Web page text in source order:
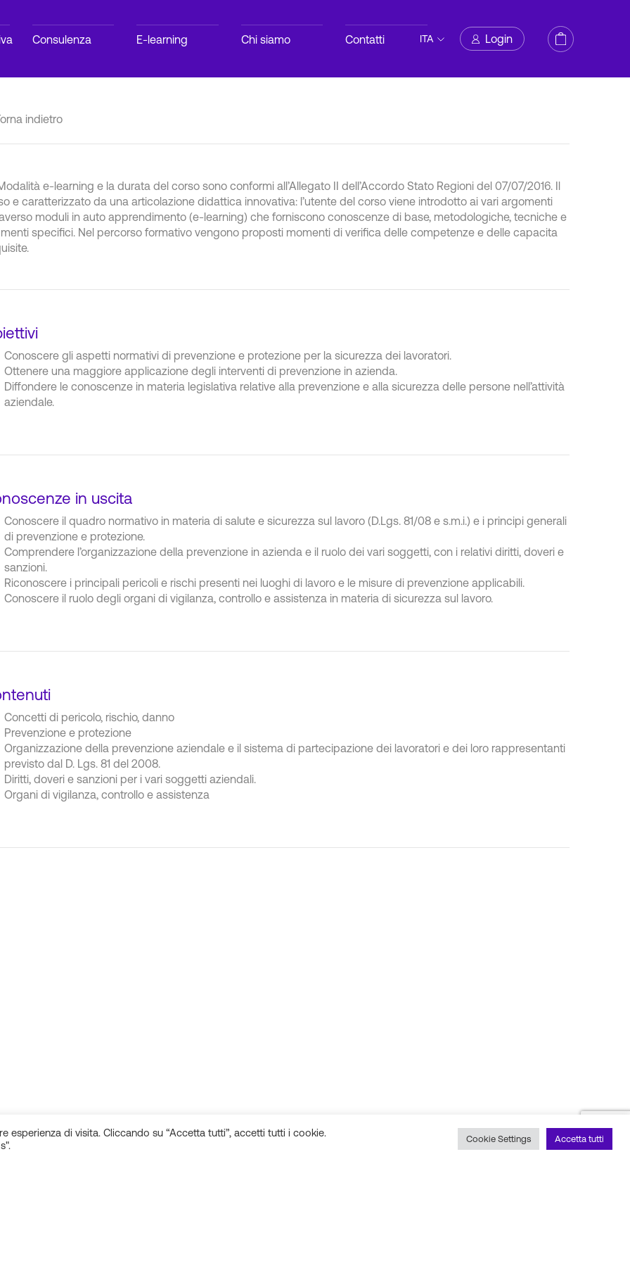
Consulenza E-learning Chi siamo Contatti Login
indietro
e-learning e la durata del corso sono conformi all’Allegato II dell’Accordo Stato Regioni del 07/07/2016. Il
e caratterizzato da una articolazione didattica innovativa: l’utente del corso viene introdotto ai vari argomenti
moduli in auto apprendimento (e-learning) che forniscono conoscenze di base, metodologiche, tecniche e
specifici. Nel percorso formativo vengono proposti momenti di verifica delle competenze e delle capacita
Conoscere gli aspetti normativi di prevenzione e protezione per la sicurezza dei lavoratori.
Ottenere una maggiore applicazione degli interventi di prevenzione in azienda.
Diffondere le conoscenze in materia legislativa relative alla prevenzione e alla sicurezza delle persone nell’attività
aziendale.
in uscita
Conoscere il quadro normativo in materia di salute e sicurezza sul lavoro (D.Lgs. 81/08 e s.m.i.) e i principi generali
di prevenzione e protezione.
Comprendere l’organizzazione della prevenzione in azienda e il ruolo dei vari soggetti, con i relativi diritti, doveri e
sanzioni.
Riconoscere i principali pericoli e rischi presenti nei luoghi di lavoro e le misure di prevenzione applicabili.
Conoscere il ruolo degli organi di vigilanza, controllo e assistenza in materia di sicurezza sul lavoro.
Concetti di pericolo, rischio, danno
Prevenzione e protezione
Organizzazione della prevenzione aziendale e il sistema di partecipazione dei lavoratori e dei loro rappresentanti
previsto dal D. Lgs. 81 del 2008.
Diritti, doveri e sanzioni per i vari soggetti aziendali.
Organi di vigilanza, controllo e assistenza
ITA
di visita. Cliccando su “Accetta tutti”, accetti tutti i cookie.
Cookie Settings Accetta tutti